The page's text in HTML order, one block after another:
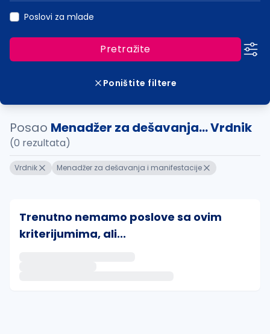
Poslovi za mlade
Pretražite
Poništite filtere
Posao Menadžer za dešavanja... Vrdnik
(0 rezultata)
Vrdnik Menadžer za dešavanja i manifestacije
Trenutno nemamo poslove sa ovim
kriterijumima, ali...